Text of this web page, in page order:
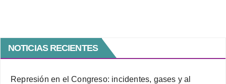
NOTICIAS RECIENTES
Represión en el Congreso: incidentes, gases y al